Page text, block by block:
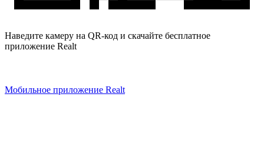
Наведите камеру на QR-код и скачайте бесплатное
приложение Realt
Мобильное приложение Realt